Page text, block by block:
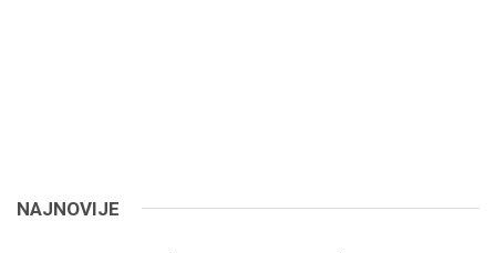
NAJNOVIJE